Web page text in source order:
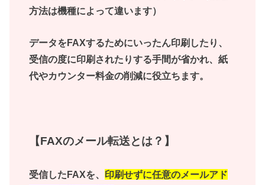
方法は機種によって違います）
データをFAXするためにいったん印刷したり、
受信の度に印刷されたりする手間が省かれ、紙
代やカウンター料金の削減に役立ちます。
【FAXのメール転送とは？】
受信したFAXを、 印刷せずに任意のメールアド